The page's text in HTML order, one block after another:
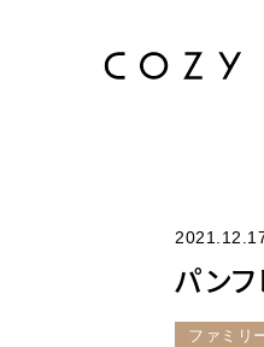
パン
ファミリ